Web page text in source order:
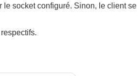
socket configuré. Sinon, le client se